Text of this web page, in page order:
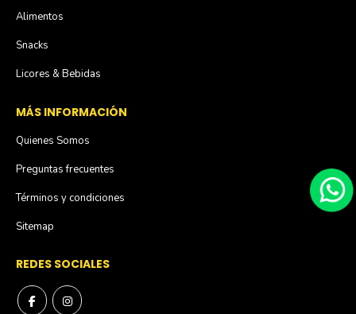
Alimentos
Snacks
Licores & Bebidas
MÁS INFORMACIÓN
Quienes Somos
Preguntas frecuentes
Términos y condiciones
Sitemap
REDES SOCIALES